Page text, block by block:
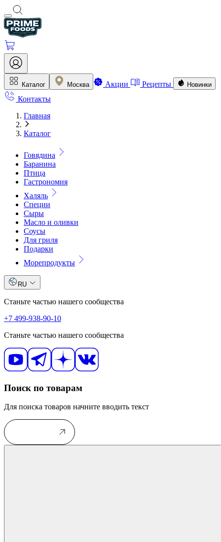
Каталог Москва Акции Рецепты Новинки
Контакты
Главная
Каталог
Говядина
Баранина
Птица
Гастрономия
Халяль
Специи
Сыры
Масло и оливки
Соусы
Для гриля
Подарки
Морепродукты
RU
Станьте частью нашего сообщества
+7 499-938-90-10
Станьте частью нашего сообщества
Поиск по товарам
Для поиска товаров начните вводить текст